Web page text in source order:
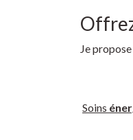
Je
Soins